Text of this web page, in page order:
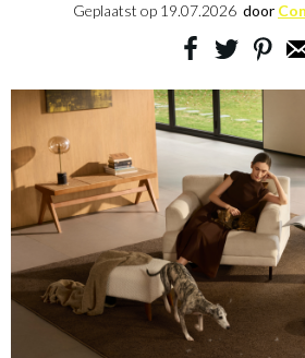
Geplaatst op 19.07.2026 door